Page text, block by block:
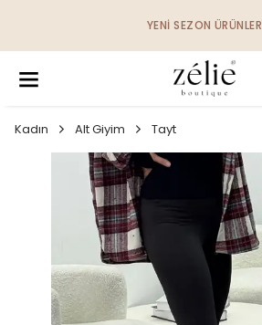
YENI SEZON ÜRÜNLER
Kadın Alt Giyim Tayt